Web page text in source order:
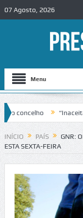
07 Agosto, 2026
Menu
em Alcobaça
INÍCIO PAÍS
GNR:
ESTA SEXTA-FEIRA